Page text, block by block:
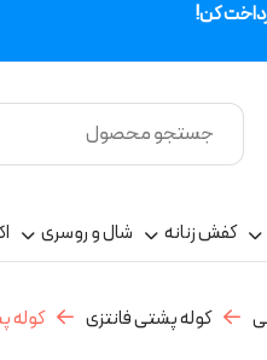
کن!
کفش زنانه شال و روسری
کوله پشتی فانتزی کوله